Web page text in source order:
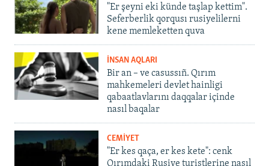
"Er şeyni eki künde taşlap kettim".
Seferberlik qorqusı rusiyelilerni
kene memleketten quva
İNSAN AQLARI
Bir an – ve casussıñ. Qırım
mahkemeleri devlet hainligi
qabaatlavlarını daqqalar içinde
nasıl baqalar
CEMİYET
"Er kes qaça, er kes kete": cenk
Qırımdaki Rusiye turistlerine nasıl